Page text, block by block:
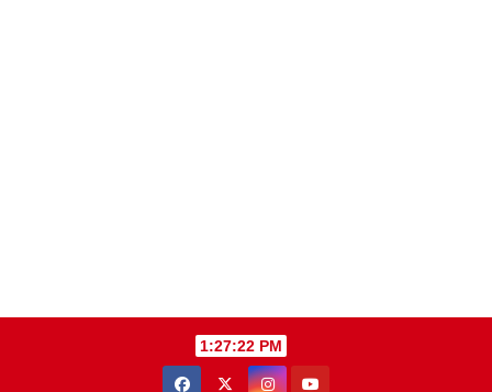
1:27:23 PM